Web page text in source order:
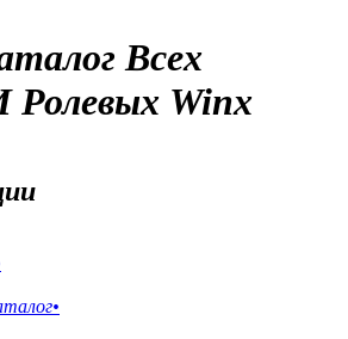
Всех
Ролевых Winx